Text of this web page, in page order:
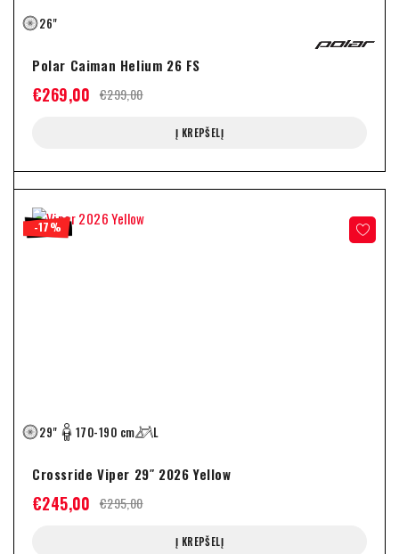
26"
Polar Caiman Helium 26 FS
€299,00
€269,00
Į KREPŠELĮ
-17%
29" 170-190 cm L
Crossride Viper 29″ 2026 Yellow
€295,00
€245,00
Į KREPŠELĮ